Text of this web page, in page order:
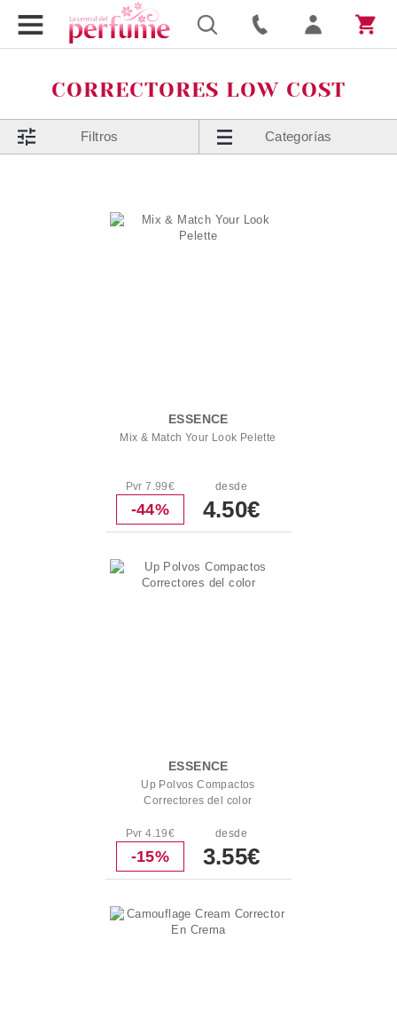
CORRECTORES LOW COST
Filtros Categorías
ESSENCE
Mix & Match Your Look Pelette
Pvr 7.99€
-44%
desde
4.50€
ESSENCE
Up Polvos Compactos
Correctores del color
Pvr 4.19€
-15%
desde
3.55€